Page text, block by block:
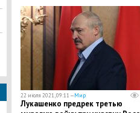
22 июля 2021, 09:11 —Мир
Лукашенко предрек третью